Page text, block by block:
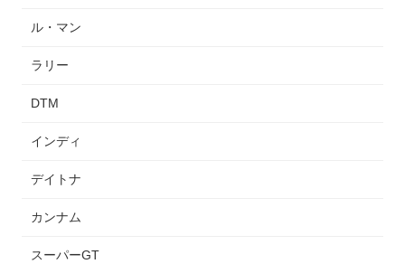
ル・マン
ラリー
DTM
インディ
デイトナ
カンナム
スーパーGT